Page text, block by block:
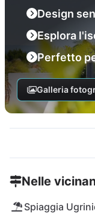
Design
Esplora
Perfetto
Galleria
Nelle
Spiaggia